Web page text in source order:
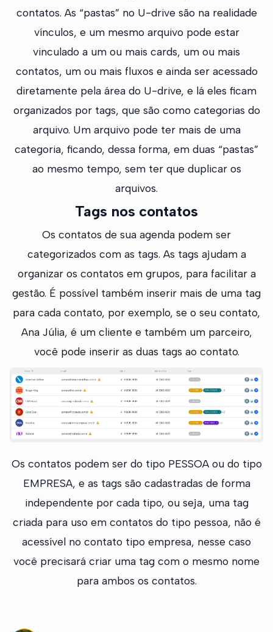
contatos. As “pastas” no U-drive são na realidade
vínculos, e um mesmo arquivo pode estar
vinculado a um ou mais cards, um ou mais
contatos, um ou mais fluxos e ainda ser acessado
diretamente pela área do U-drive, e lá eles ficam
organizados por tags, que são como categorias do
arquivo. Um arquivo pode ter mais de uma
categoria, ficando, dessa forma, em duas “pastas”
ao mesmo tempo, sem ter que duplicar os
arquivos.
Tags nos contatos
Os contatos de sua agenda podem ser
categorizados com as tags. As tags ajudam a
organizar os contatos em grupos, para facilitar a
gestão. É possível também inserir mais de uma tag
para cada contato, por exemplo, se o seu contato,
Ana Júlia, é um cliente e também um parceiro,
você pode inserir as duas tags ao contato.
Os contatos podem ser do tipo PESSOA ou do tipo
EMPRESA, e as tags são cadastradas de forma
independente por cada tipo, ou seja, uma tag
criada para uso em contatos do tipo pessoa, não é
acessível no contato tipo empresa, nesse caso
você precisará criar uma tag com o mesmo nome
para ambos os contatos.